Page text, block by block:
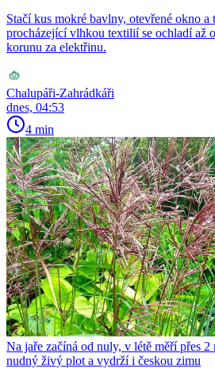
Stačí kus mokré bavlny, otevřené okno
procházející vlhkou textilií se ochladí až
korunu za elektřinu.
Chalupáři-Zahrádkáři
dnes, 04:53
4 min
Na jaře začíná od nuly, v létě měří přes
nudný živý plot a vydrží i českou zimu